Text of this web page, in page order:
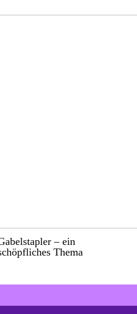
– ein
Thema